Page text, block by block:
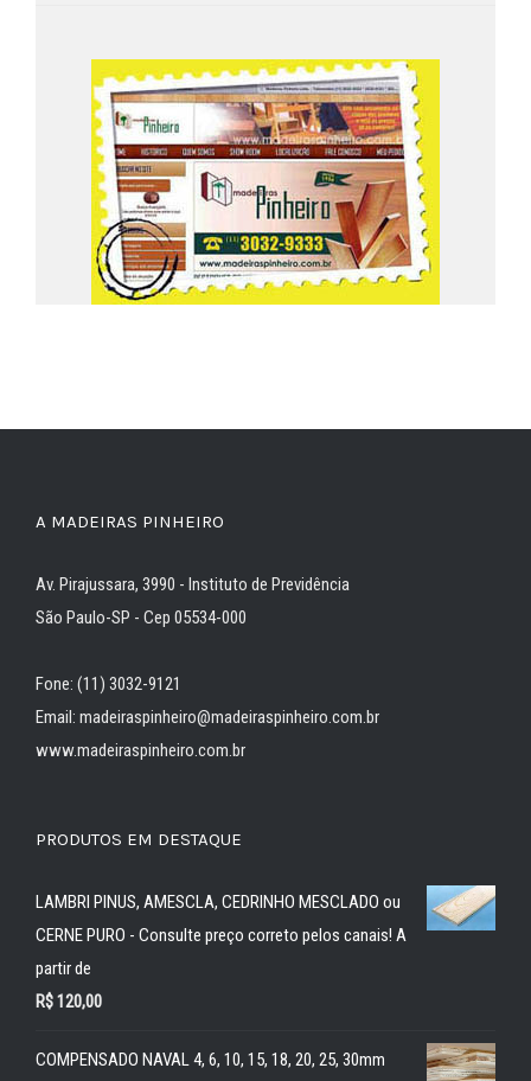
A MADEIRAS PINHEIRO
Av. Pirajussara, 3990 - Instituto de Previdência
São Paulo-SP - Cep 05534-000
Fone: (11) 3032-9121
Email: madeiraspinheiro@madeiraspinheiro.com.br
www.madeiraspinheiro.com.br
PRODUTOS EM DESTAQUE
LAMBRI PINUS, AMESCLA, CEDRINHO MESCLADO ou
CERNE PURO - Consulte preço correto pelos canais! A
partir de
R$120,00
COMPENSADO NAVAL 4, 6, 10, 15, 18, 20, 25, 30mm